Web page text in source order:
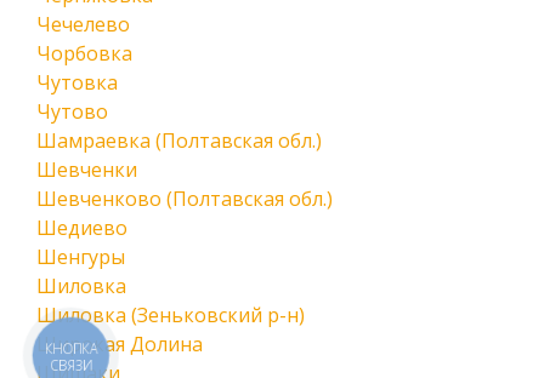
Чечелево
Чорбовка
Чутовка
Чутово
Шамраевка (Полтавская обл.)
Шевченки
Шевченково (Полтавская обл.)
Шедиево
Шенгуры
Шиловка
Шиловка (Зеньковский р-н)
Широкая Долина
КНОПКА
СВЯЗИ